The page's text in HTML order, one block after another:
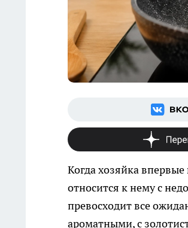
Когда хозяйка
относится к нему с
превосходит все
ароматными, с